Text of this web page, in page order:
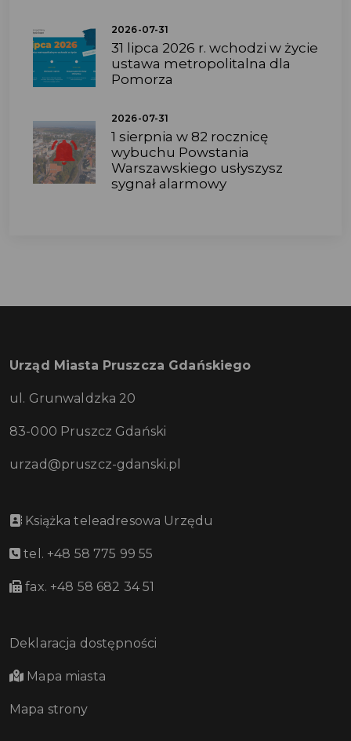
2026-07-31
31 lipca 2026 r. wchodzi w życie
ustawa metropolitalna dla
Pomorza
2026-07-31
1 sierpnia w 82 rocznicę
wybuchu Powstania
Warszawskiego usłyszysz
sygnał alarmowy
Urząd Miasta Pruszcza Gdańskiego
ul. Grunwaldzka 20
83-000 Pruszcz Gdański
urzad@pruszcz-gdanski.pl
Książka teleadresowa Urzędu
tel. +48 58 775 99 55
fax. +48 58 682 34 51
Deklaracja dostępności
Mapa miasta
Mapa strony